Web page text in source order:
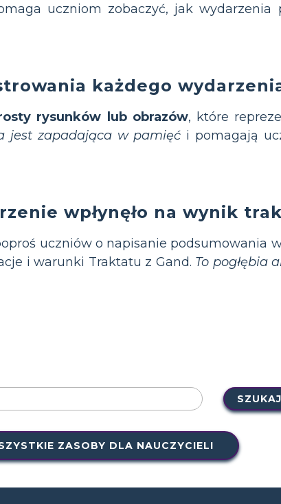
uczniom zobaczyć, jak wydarzenia
każdego
rysunków lub obrazów, które
jest zapadająca w pamięć i pomagają
wpłynęło na wynik
uczniów o napisanie podsumowania
i warunki Traktatu z Gand. To pogłębia
SZUKAJ
ZASOBY DLA NAUCZYCIELI